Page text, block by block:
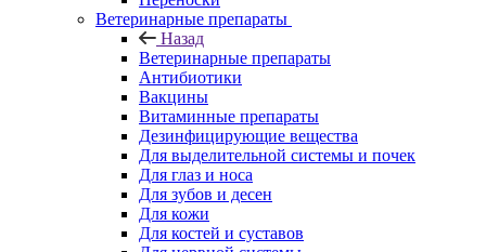
Ветеринарные препараты
Назад
Ветеринарные препараты
Антибиотики
Вакцины
Витаминные препараты
Дезинфицирующие вещества
Для выделительной системы и почек
Для глаз и носа
Для зубов и десен
Для кожи
Для костей и суставов